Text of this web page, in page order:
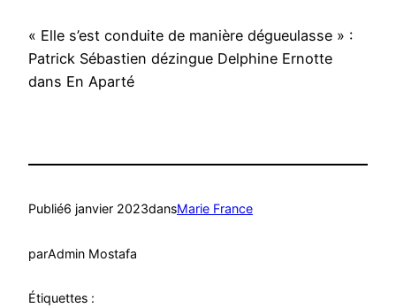
« Elle s’est conduite de manière dégueulasse » :
Patrick Sébastien dézingue Delphine Ernotte
dans En Aparté
Publié6 janvier 2023dansMarie France
parAdmin Mostafa
Étiquettes :